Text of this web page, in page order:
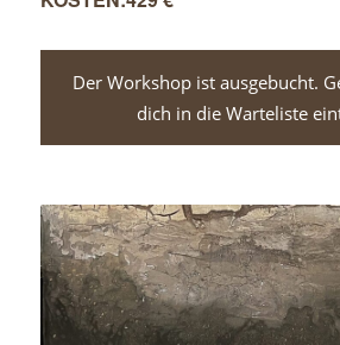
Der Workshop ist ausgebucht.
dich in die Warteliste